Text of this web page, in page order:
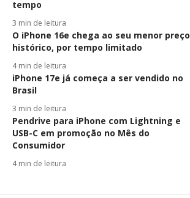
tempo
3 min de leitura
O iPhone 16e chega ao seu menor preço
histórico, por tempo limitado
4 min de leitura
iPhone 17e já começa a ser vendido no
Brasil
3 min de leitura
Pendrive para iPhone com Lightning e
USB-C em promoção no Mês do
Consumidor
4 min de leitura